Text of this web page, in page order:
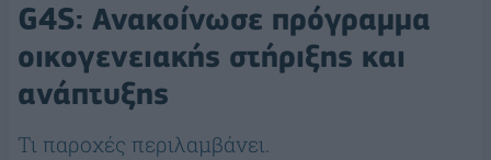
G4S: Ανακοίνωσε πρόγραμμα
οικογενειακής στήριξης και
ανάπτυξης
Τι παροχές περιλαμβάνει.